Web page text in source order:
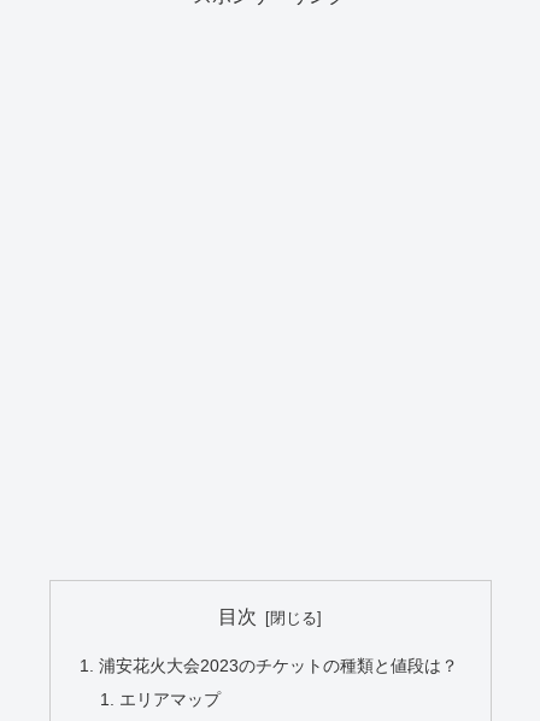
目次
浦安花火大会2023のチケットの種類と値段は？
エリアマップ